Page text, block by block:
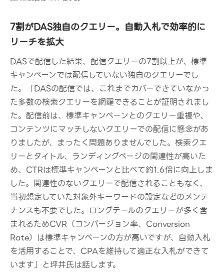
7割がDAS独自のクエリー。自動入札で効率的に
リーチを拡大
DASで配信した結果、配信クエリーの7割以上が、標準
キャンペーンでは配信していない独自のクエリーでし
た。「DASの配信では、これまでカバーできていなかっ
た多数の検索クエリーを網羅できることが証明されまし
た。配信前は、標準キャンペーンとのクエリー重複や、
コンテンツにマッチしないクエリーでの配信に懸念があ
りましたが、まったく問題ありませんでした。検索クエ
リーとタイトル、ランディングページの関連性が高いた
め、CTRは標準キャンペーンと比べて約1.6倍に向上しま
した。関連性のないクエリーで配信されることもなく、
当初想定していた対象外キーワードの設定などのメンテ
ナンスも不要でした。ロングテールのクエリーが多く含
まれるためCVR（コンバージョン率、Conversion
Rate）は標準キャンペーンの方が高いですが、自動入札
を活用することで、CPAを維持して適正な入札ができて
います」と坪井氏は話します。